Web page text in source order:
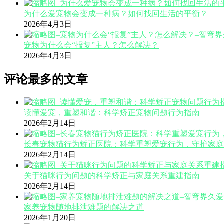
为什么爱宠物会变成一种病？如何找回生活的平衡？
2026年4月3日
宠物为什么会“报复”主人？怎么解决？
2026年4月3日
评论最多的文章
读懂爱宠，重塑和谐：科学矫正宠物问题行为指南
2026年2月14日
长春宠物猫行为矫正医院：科学重塑爱宠行为，守护家
2026年2月14日
关于猫咪行为问题的科学矫正与家庭关系重建指南
2026年2月14日
家养宠物随地排泄难题的解决之道
2026年1月20日